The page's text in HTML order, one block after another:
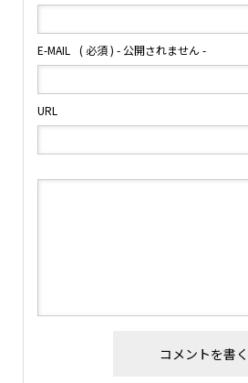
E-MAIL ( 必須 ) - 公開されません -
URL